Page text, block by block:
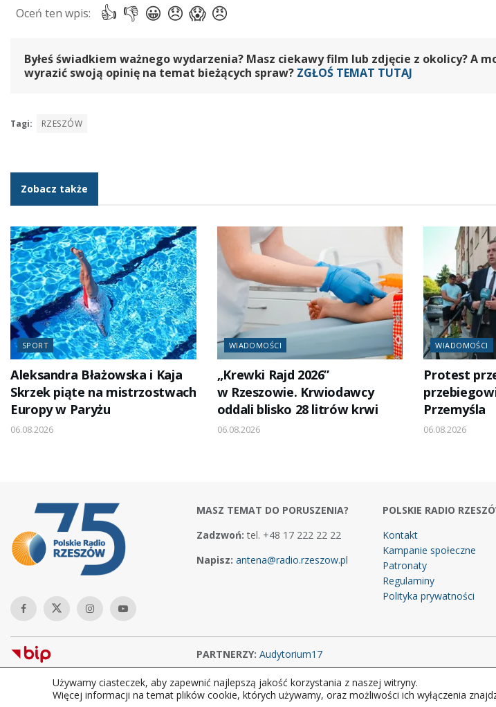
Byłeś świadkiem ważnego wydarzenia? Masz ciekawy film lub zdjęcie z okolicy? A
wyrazić swoją opinię na temat bieżących spraw? ZGŁOŚ TEMAT TUTAJ
Tagi: RZESZÓW
Zobacz także
SPORT
Aleksandra Błażowska i Kaja
Skrzek piąte na mistrzostwach
Europy w Paryżu
06.08.2026
WIADOMOŚCI
„Krewki Rajd 2026”
w Rzeszowie. Krwiodawcy
oddali blisko 28 litrów krwi
06.08.2026
WIADOMOŚCI
Protest
Przemyśla
06.08.2026
MASZ TEMAT DO PORUSZENIA?
Zadzwoń: tel. +48 17 222 22 22
Napisz: antena@radio.rzeszow.pl
POLSKIE RADIO
Kontakt
Kampanie społeczne
Patronaty
Regulaminy
Polityka prywatności
PARTNERZY: Audytorium17
Copyright © 2026Polskie Radio Rzeszów S.A. w likwidacj. Wszelkie prawa zastrzeżone.
Używamy ciasteczek, aby zapewnić najlepszą jakość korzystania z naszej witryny.
Więcej informacji na temat plików cookie, których używamy, oraz możliwości ich wyłączenia